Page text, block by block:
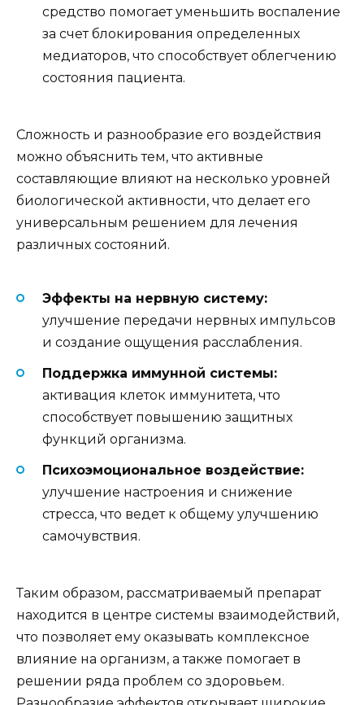
средство помогает уменьшить воспаление
за счет блокирования определенных
медиаторов, что способствует облегчению
состояния пациента.
Сложность и разнообразие его воздействия
можно объяснить тем, что активные
составляющие влияют на несколько уровней
биологической активности, что делает его
универсальным решением для лечения
различных состояний.
Эффекты на нервную систему:
улучшение передачи нервных импульсов
и создание ощущения расслабления.
Поддержка иммунной системы:
активация клеток иммунитета, что
способствует повышению защитных
функций организма.
Психоэмоциональное воздействие:
улучшение настроения и снижение
стресса, что ведет к общему улучшению
самочувствия.
Таким образом, рассматриваемый препарат
находится в центре системы взаимодействий,
что позволяет ему оказывать комплексное
влияние на организм, а также помогает в
решении ряда проблем со здоровьем.